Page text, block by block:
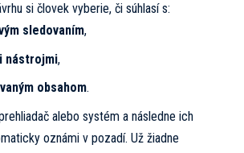
si človek vyberie, či súhlasí s:
sledovaním,
nástrojmi,
obsahom.
alebo systém a následne ich
oznámi v pozadí. Už žiadne